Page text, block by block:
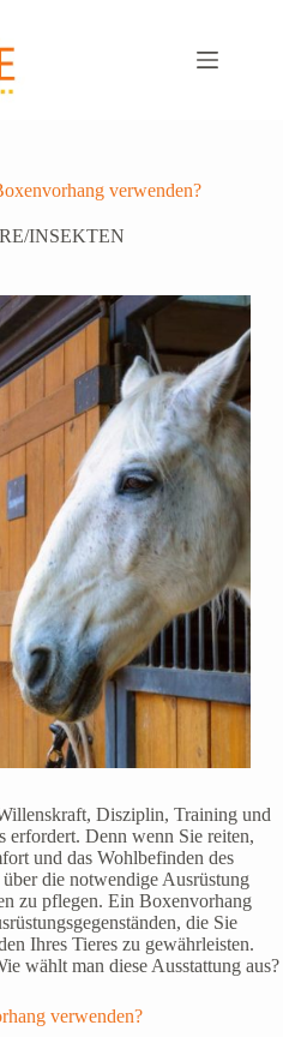
verwenden?
INSEKTEN
Disziplin, Training und
erfordert. Denn wenn Sie reiten,
und das Wohlbefinden des
die notwendige Ausrüstung
zu pflegen. Ein Boxenvorhang
die Sie
Ihres Tieres zu gewährleisten.
wählt man diese Ausstattung aus?
verwenden?